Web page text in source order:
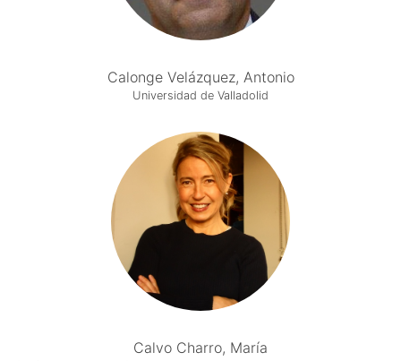
Calonge Velázquez, Antonio
Universidad de Valladolid
Calvo Charro, María